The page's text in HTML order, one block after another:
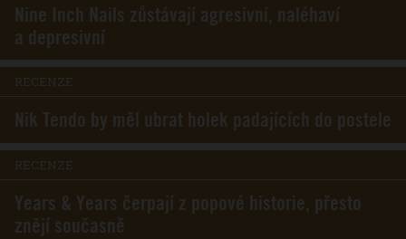
Nine Inch Nails zůstávají agresivní, naléhaví
a depresivní
RECENZE
Nik Tendo by měl ubrat holek padajících do postele
RECENZE
Years & Years čerpají z popové historie, přesto
znějí současně